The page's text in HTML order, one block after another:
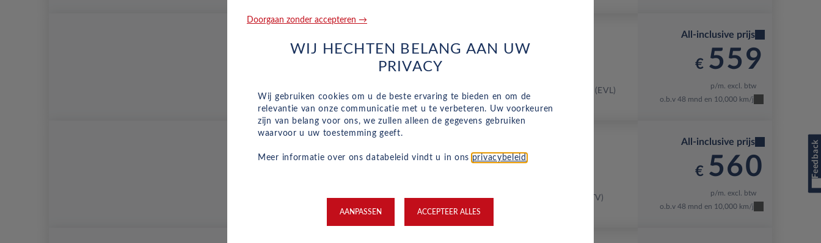
Occasion
Max Hybrid 136 ë-DCS6
PLATINUM GREY PAINT (EVL)
All-inclusive prijs
€ 559
p/m. excl. btw
o.b.v 48 mnd en 10,000 km/j
Automaat Juli 2025 4,856 Km KLV-87-J BLACK PEARL PAINT (KTV)
All-inclusive prijs
€ 560
p/m. excl. btw
o.b.v 48 mnd en 10,000 km/j
Feedback
Doorgaan zonder accepteren →
WIJ HECHTEN BELANG AAN UW
PRIVACY
Wij gebruiken cookies om u de beste ervaring te bieden en om de
relevantie van onze communicatie met u te verbeteren. Uw voorkeuren
zijn van belang voor ons, we zullen alleen de gegevens gebruiken
waarvoor u uw toestemming geeft.
Meer informatie over ons databeleid vindt u in ons privacybeleid.
AANPASSEN ACCEPTEER ALLES